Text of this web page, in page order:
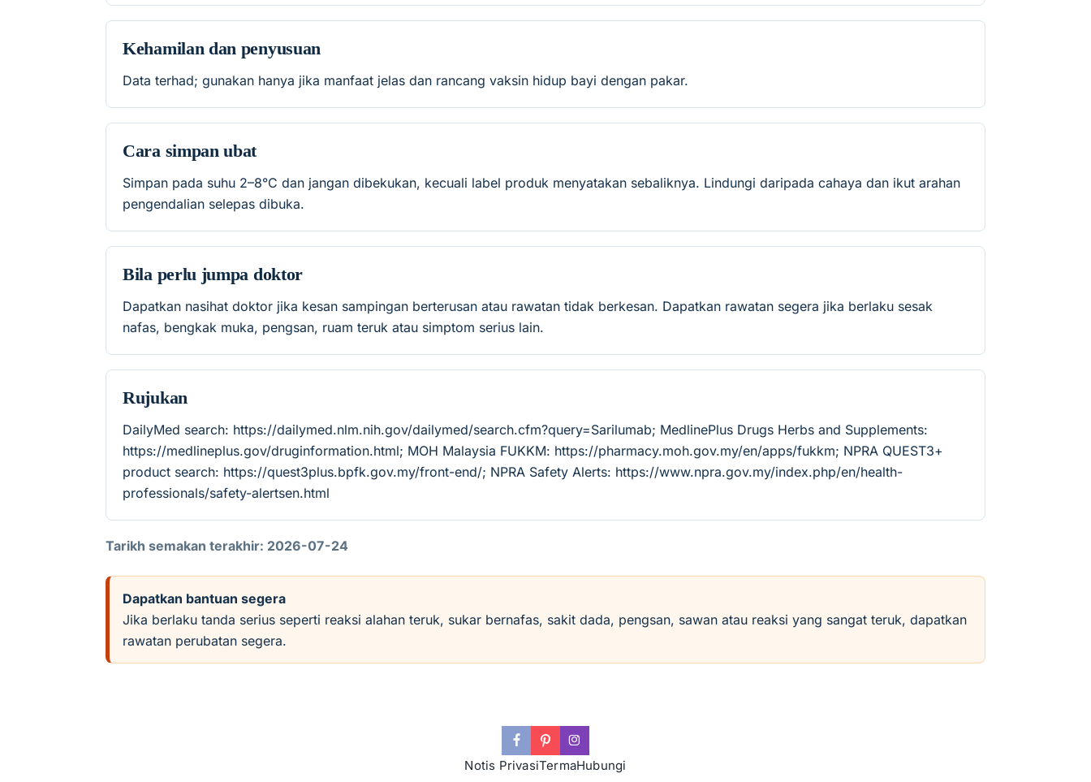
Kehamilan dan penyusuan
Data terhad; gunakan hanya jika manfaat jelas dan rancang vaksin hidup bayi dengan pakar.
Cara simpan ubat
Simpan pada suhu 2–8°C dan jangan dibekukan, kecuali label produk menyatakan sebaliknya. Lindungi daripada cahaya dan ikut arahan
pengendalian selepas dibuka.
Bila perlu jumpa doktor
Dapatkan nasihat doktor jika kesan sampingan berterusan atau rawatan tidak berkesan. Dapatkan rawatan segera jika berlaku sesak
nafas, bengkak muka, pengsan, ruam teruk atau simptom serius lain.
Rujukan
DailyMed search: https://dailymed.nlm.nih.gov/dailymed/search.cfm?query=Sarilumab; MedlinePlus Drugs Herbs and Supplements:
https://medlineplus.gov/druginformation.html; MOH Malaysia FUKKM: https://pharmacy.moh.gov.my/en/apps/fukkm; NPRA QUEST3+
product search: https://quest3plus.bpfk.gov.my/front-end/; NPRA Safety Alerts: https://www.npra.gov.my/index.php/en/health-
professionals/safety-alertsen.html
Tarikh semakan terakhir: 2026-07-24
Dapatkan bantuan segera
Jika berlaku tanda serius seperti reaksi alahan teruk, sukar bernafas, sakit dada, pengsan, sawan atau reaksi yang sangat teruk, dapatkan
rawatan perubatan segera.
Notis PrivasiTermaHubungi